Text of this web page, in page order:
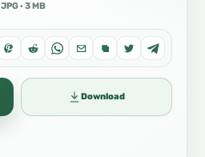
JPG · 3 MB
Download